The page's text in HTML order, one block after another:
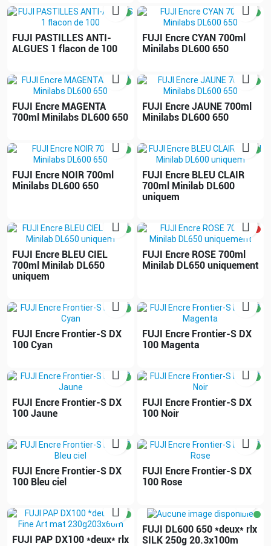

FUJI PASTILLES ANTI-
ALGUES 1 flacon de 100

FUJI Encre CYAN 700ml
Minilabs DL600 650

FUJI Encre MAGENTA
700ml Minilabs DL600 650

FUJI Encre JAUNE 700ml
Minilabs DL600 650

FUJI Encre NOIR 700ml
Minilabs DL600 650

FUJI Encre BLEU CLAIR
700ml Minilab DL600
uniquem

FUJI Encre BLEU CIEL
700ml Minilab DL650
uniquem

FUJI Encre ROSE 700ml
Minilab DL650 uniquement

FUJI Encre Frontier-S DX
100 Cyan

FUJI Encre Frontier-S DX
100 Magenta

FUJI Encre Frontier-S DX
100 Jaune

FUJI Encre Frontier-S DX
100 Noir

FUJI Encre Frontier-S DX
100 Bleu ciel

FUJI Encre Frontier-S DX
100 Rose

FUJI PAP DX100 *deux* rlx
FUJI DL600 650 *deux* rlx
SILK 250g 20.3x100m